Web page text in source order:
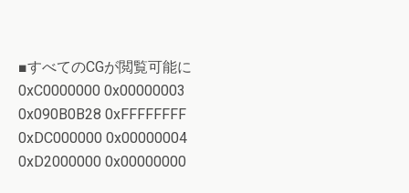
■すべてのCGが閲覧可能に
0xC0000000 0x00000003
0x090B0B28 0xFFFFFFFF
0xDC000000 0x00000004
0xD2000000 0x00000000